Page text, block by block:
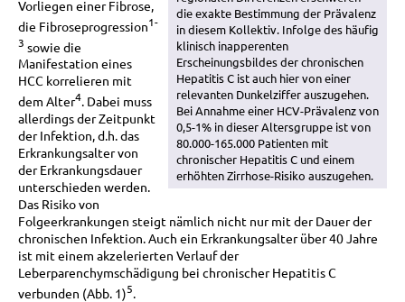
die exakte Bestimmung der Prävalenz
in diesem Kollektiv. Infolge des häufig
klinisch inapperenten
Erscheinungsbildes der chronischen
Hepatitis C ist auch hier von einer
relevanten Dunkelziffer auszugehen.
Bei Annahme einer HCV-Prävalenz von
0,5-1% in dieser Altersgruppe ist von
80.000-165.000 Patienten mit
chronischer Hepatitis C und einem
erhöhten Zirrhose-Risiko auszugehen.
Vorliegen einer Fibrose,
die Fibroseprogression1-
3 sowie die
Manifestation eines
HCC korrelieren mit
dem Alter4. Dabei muss
allerdings der Zeitpunkt
der Infektion, d.h. das
Erkrankungsalter von
der Erkrankungsdauer
unterschieden werden.
Das Risiko von
Folgeerkrankungen steigt nämlich nicht nur mit der Dauer der
chronischen Infektion. Auch ein Erkrankungsalter über 40 Jahre
ist mit einem akzelerierten Verlauf der
Leberparenchymschädigung bei chronischer Hepatitis C
verbunden (Abb. 1)5